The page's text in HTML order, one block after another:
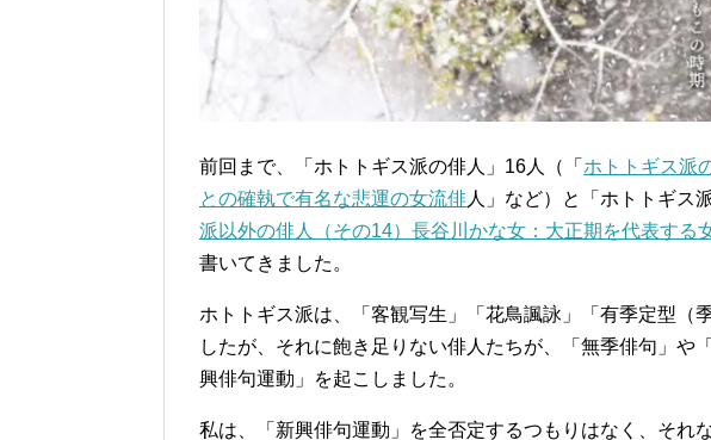
前回まで、「ホトトギス派の俳人」16人（「 ホトトギス派
との確執で有名な悲運の女流俳人」など）と「ホトトギス
派以外の俳人（その14）長谷川かな女：大正期を代表する
書いてきました。
ホトトギス派は、「客観写生」「花鳥諷詠」「有季定型（
したが、それに飽き足りない俳人たちが、「無季俳句」や
興俳句運動」を起こしました。
私は、「新興俳句運動」を全否定するつもりはなく、それ